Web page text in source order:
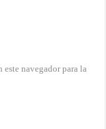
navegador para la